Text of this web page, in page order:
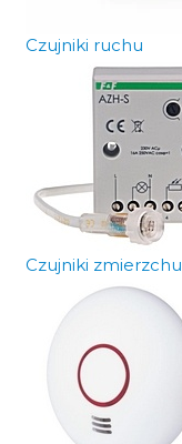
Czujniki ruchu
Czujniki zmierzchu